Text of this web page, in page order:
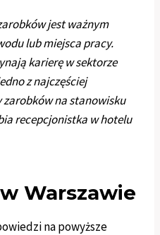
jest ważnym
lub miejsca pracy.
karierę w sektorze
z najczęściej
na stanowisku
recepcjonistka w hotelu
Warszawie
na powyższe